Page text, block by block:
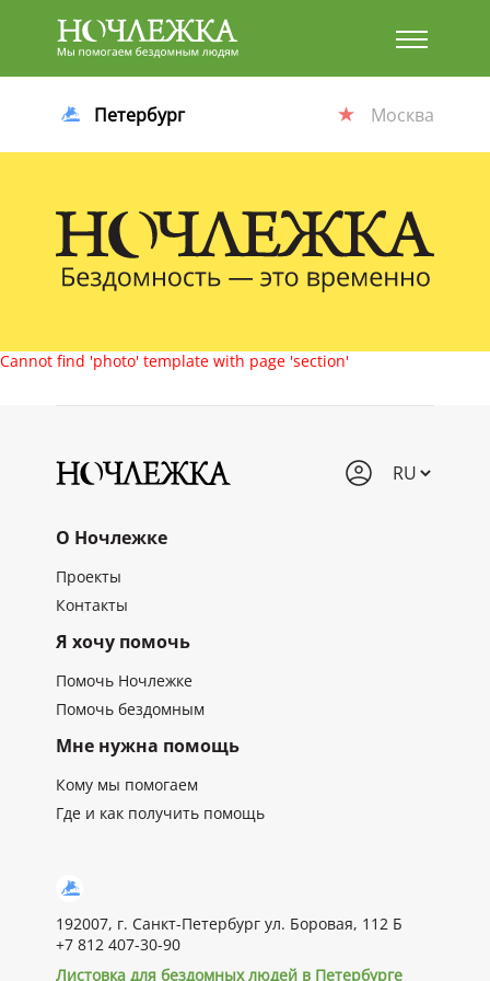
Баннер
Петербург Москва
Cannot find 'photo' template with page 'section'
О Ночлежке
Проекты
Контакты
Я хочу помочь
Помочь Ночлежке
Помочь бездомным
Мне нужна помощь
Кому мы помогаем
Где и как получить помощь
192007, г. Санкт-Петербург ул. Боровая, 112 Б
+7 812 407-30-90
Листовка для бездомных людей в Петербурге